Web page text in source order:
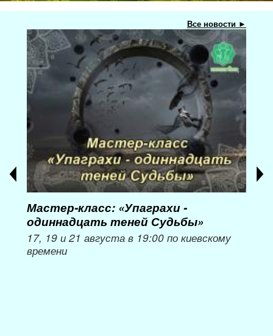
Все новости ►
Мастер-класс: «Упаграхи -
одиннадцать теней Судьбы»
17, 19 и 21 августа в 19:00 по киевскому
времени